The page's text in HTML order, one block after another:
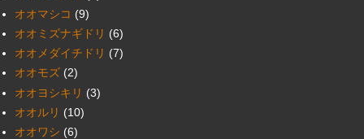
オオマシコ (9)
オオミズナギドリ (6)
オオメダイチドリ (7)
オオモズ (2)
オオヨシキリ (3)
オオルリ (10)
オオワシ (6)